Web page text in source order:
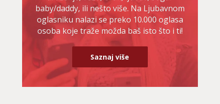
baby/daddy, ili nešto više. Na Ljubavnom
oglasniku nalazi se preko 10.000 oglasa
osoba koje traže možda baš isto što i ti!
Saznaj više